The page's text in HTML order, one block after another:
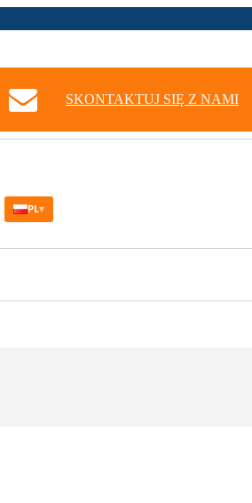
SKONTAKTUJ SIĘ Z NAMI
PL▾